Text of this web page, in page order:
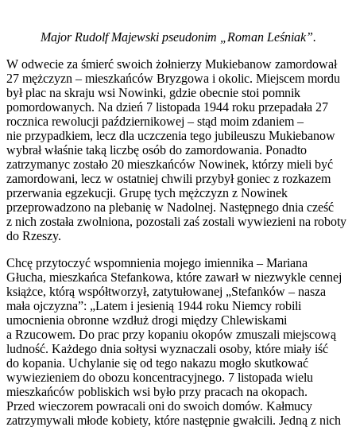
Major Rudolf Majewski pseudonim „Roman Leśniak”.
W odwecie za śmierć swoich żołnierzy Mukiebanow zamordował
27 mężczyzn – mieszkańców Bryzgowa i okolic. Miejscem mordu
był plac na skraju wsi Nowinki, gdzie obecnie stoi pomnik
pomordowanych. Na dzień 7 listopada 1944 roku przepadała 27
rocznica rewolucji październikowej – stąd moim zdaniem –
nie przypadkiem, lecz dla uczczenia tego jubileuszu Mukiebanow
wybrał właśnie taką liczbę osób do zamordowania. Ponadto
zatrzymanyc zostało 20 mieszkańców Nowinek, którzy mieli być
zamordowani, lecz w ostatniej chwili przybył goniec z rozkazem
przerwania egzekucji. Grupę tych mężczyzn z Nowinek
przeprowadzono na plebanię w Nadolnej. Następnego dnia cześć
z nich została zwolniona, pozostali zaś zostali wywiezieni na roboty
do Rzeszy.
Chcę przytoczyć wspomnienia mojego imiennika – Mariana
Głucha, mieszkańca Stefankowa, które zawarł w niezwykle cennej
książce, którą współtworzył, zatytułowanej „Stefanków – nasza
mała ojczyzna”: „Latem i jesienią 1944 roku Niemcy robili
umocnienia obronne wzdłuż drogi między Chlewiskami
a Rzucowem. Do prac przy kopaniu okopów zmuszali miejscową
ludność. Każdego dnia sołtysi wyznaczali osoby, które miały iść
do kopania. Uchylanie się od tego nakazu mogło skutkować
wywiezieniem do obozu koncentracyjnego. 7 listopada wielu
mieszkańców pobliskich wsi było przy pracach na okopach.
Przed wieczorem powracali oni do swoich domów. Kałmucy
zatrzymywali młode kobiety, które następnie gwałcili. Jedną z nich